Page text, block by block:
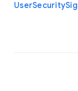
UserSecurity